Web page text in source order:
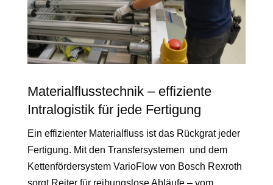
Materialflusstechnik – effiziente
Intralogistik für jede Fertigung
Ein effizienter Materialfluss ist das Rückgrat jeder
Fertigung. Mit den Transfersystemen und dem
Kettenfördersystem VarioFlow von Bosch Rexroth